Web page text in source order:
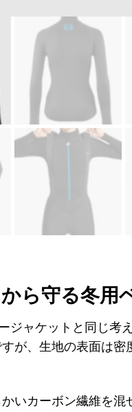
ら守る冬用
ージャケットと同じ
が、生地の表面は
いカーボン繊維を混